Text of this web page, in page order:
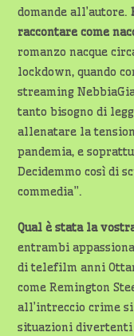
domande all’autore.
raccontare come
romanzo nacque
lockdown, quando
streaming
tanto bisogno di
allenatare la
pandemia, e
Decidemmo così di
commedia”.
Qual è stata la
entrambi
di telefilm anni
come Remington
all’intreccio crime
situazioni divertenti